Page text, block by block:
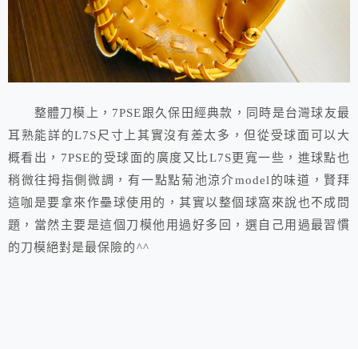
整體刀模上，7PSE跟久保田經典款，同時是台灣球友最
耳熟能詳的L7S尺寸上其實沒有差太多，但從受球面可以大
概看出，7PSE的受球面的廣度又比L7S更寬一些，進球點也
稍微往拇指側微調，有一點點菊池涼介model的味道，賢拜
這咖是要拿來作壘球使用的，其實以整個球窩來說也不成問
題，當然主要是這個刀模他用過好多回，選自己用過最習慣
的刀模絕對是最保險的^^